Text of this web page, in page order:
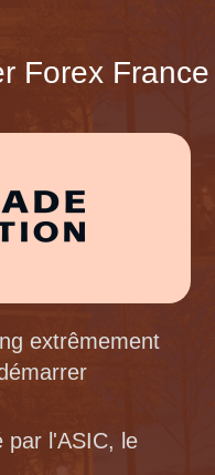
Forex France
extrêmement
par l'ASIC, le